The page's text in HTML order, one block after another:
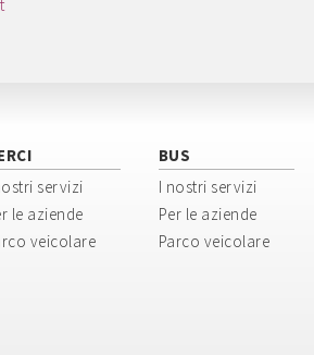
servizi
le aziende
veicolare
BUS
I nostri servizi
Per le aziende
Parco veicolare